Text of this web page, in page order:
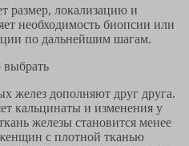
размер, локализацию и
необходимость биопсии или
по дальнейшим шагам.
дополняют друг друга.
кальцинаты и изменения у
железы становится менее
с плотной тканью